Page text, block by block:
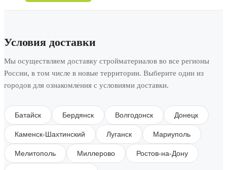
Условия доставки
Мы осуществляем доставку стройматериалов во все регионы
России, в том числе в новые территории. Выберите один из
городов для ознакомления с условиями доставки.
Батайск Бердянск Волгодонск Донецк
Каменск-Шахтинский Луганск Мариуполь
Мелитополь Миллерово Ростов-на-Дону